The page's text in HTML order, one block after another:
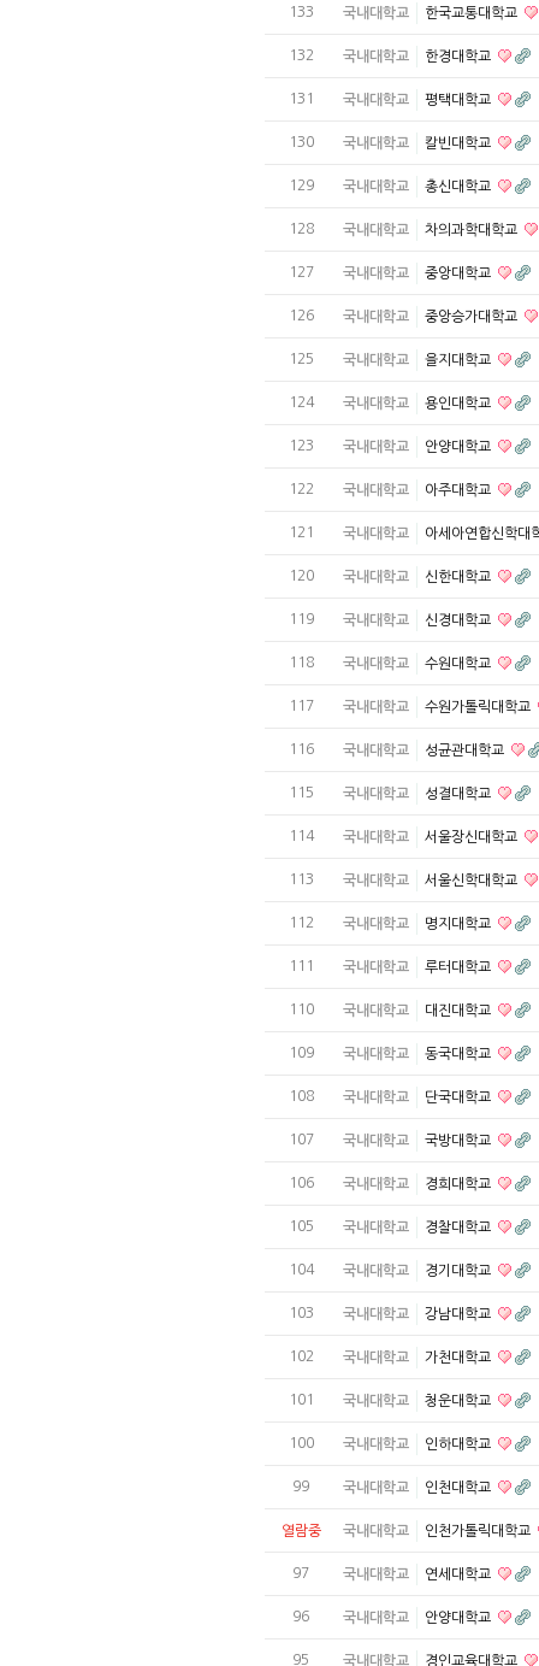
133 국내대학교 한국교통대학교
132 국내대학교 한경대학교
131 국내대학교 평택대학교
130 국내대학교 칼빈대학교
129 국내대학교 총신대학교
128 국내대학교 차의과학대학교
127 국내대학교 중앙대학교
126 국내대학교 중앙승가대학교
125 국내대학교 을지대학교
124 국내대학교 용인대학교
123 국내대학교 안양대학교
122 국내대학교 아주대학교
121 국내대학교 아세아연합신학대
120 국내대학교 신한대학교
119 국내대학교 신경대학교
118 국내대학교 수원대학교
117 국내대학교 수원가톨릭대학교
116 국내대학교 성균관대학교
115 국내대학교 성결대학교
114 국내대학교 서울장신대학교
113 국내대학교 서울신학대학교
112 국내대학교 명지대학교
111 국내대학교 루터대학교
110 국내대학교 대진대학교
109 국내대학교 동국대학교
108 국내대학교 단국대학교
107 국내대학교 국방대학교
106 국내대학교 경희대학교
105 국내대학교 경찰대학교
104 국내대학교 경기대학교
103 국내대학교 강남대학교
102 국내대학교 가천대학교
101 국내대학교 청운대학교
100 국내대학교 인하대학교
99 국내대학교 인천대학교
열람중 국내대학교 인천가톨릭대학교
97 국내대학교 연세대학교
96 국내대학교 안양대학교
95 국내대학교 경인교육대학교